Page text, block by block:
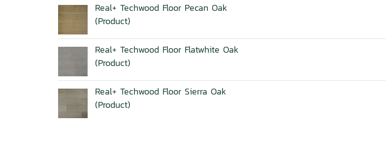
Real+ Techwood Floor Pecan Oak
(Product)
Real+ Techwood Floor Flatwhite Oak
(Product)
Real+ Techwood Floor Sierra Oak
(Product)